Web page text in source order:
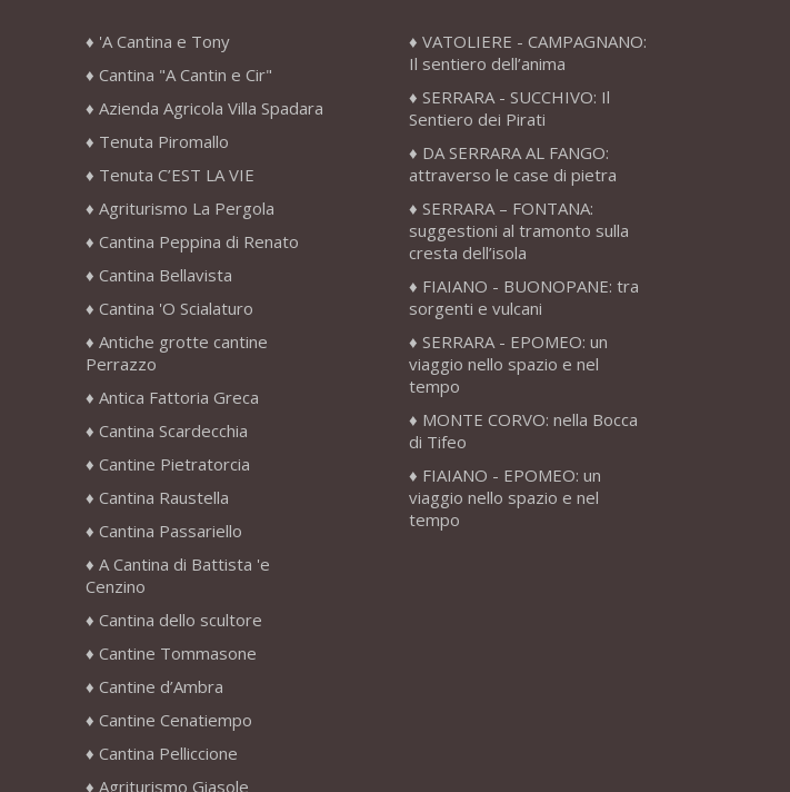
'A Cantina e Tony
Cantina "A Cantin e Cir"
Azienda Agricola Villa Spadara
Tenuta Piromallo
Tenuta C’EST LA VIE
Agriturismo La Pergola
Cantina Peppina di Renato
Cantina Bellavista
Cantina 'O Scialaturo
Antiche grotte cantine
Perrazzo
Antica Fattoria Greca
Cantina Scardecchia
Cantine Pietratorcia
Cantina Raustella
Cantina Passariello
A Cantina di Battista 'e
Cenzino
Cantina dello scultore
Cantine Tommasone
Cantine d’Ambra
Cantine Cenatiempo
Cantina Pelliccione
Agriturismo Giasole
VATOLIERE - CAMPAGNANO:
Il sentiero dell’anima
SERRARA - SUCCHIVO: Il
Sentiero dei Pirati
DA SERRARA AL FANGO:
attraverso le case di pietra
SERRARA – FONTANA:
suggestioni al tramonto sulla
cresta dell’isola
FIAIANO - BUONOPANE: tra
sorgenti e vulcani
SERRARA - EPOMEO: un
viaggio nello spazio e nel
tempo
MONTE CORVO: nella Bocca
di Tifeo
FIAIANO - EPOMEO: un
viaggio nello spazio e nel
tempo